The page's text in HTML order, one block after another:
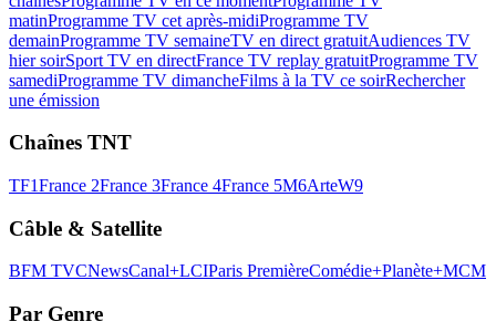
matinProgramme TV cet après-midiProgramme TV
demainProgramme TV semaineTV en direct gratuitAudiences TV
hier soirSport TV en directFrance TV replay gratuitProgramme TV
samediProgramme TV dimancheFilms à la TV ce soirRechercher
une émission
Chaînes TNT
TF1France 2France 3France 4France 5M6ArteW9
Câble & Satellite
BFM TVCNewsCanal+LCIParis PremièreComédie+Planète+MCM
Par Genre